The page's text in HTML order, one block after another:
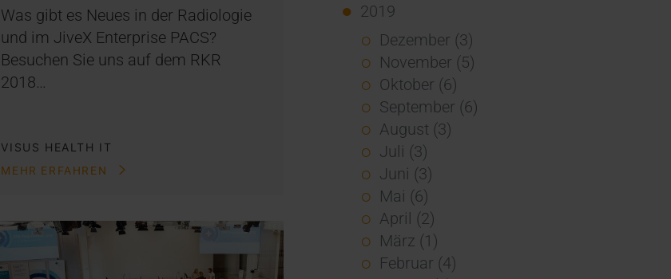
Was gibt es Neues in der Radiologie
und im JiveX Enterprise PACS?
Besuchen Sie uns auf dem RKR
2018…
VISUS HEALTH IT
MEHR ERFAHREN
2019
Dezember (3)
November (5)
Oktober (6)
September (6)
August (3)
Juli (3)
Juni (3)
Mai (6)
April (2)
März (1)
Februar (4)